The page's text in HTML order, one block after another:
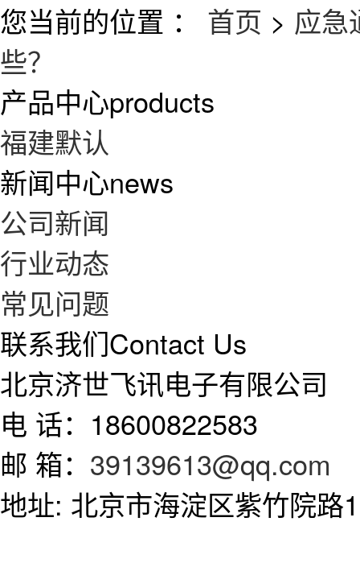
您当前的位置 ： 首页 > 应急
些？
产品中心products
福建默认
新闻中心news
公司新闻
行业动态
常见问题
联系我们Contact Us
北京济世飞讯电子有限公司
电 话：18600822583
邮 箱： 39139613@qq.com
地址: 北京市海淀区紫竹院路